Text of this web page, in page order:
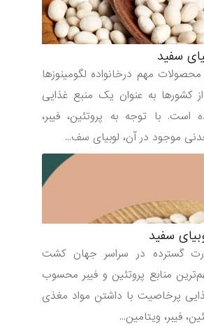
مهم درخانواده لگومینوزها
به عنوان یک منبع غذایی
با توجه به پروتئین، فیبر،
موجود در آن، لوبیای سف...
سفید
گسترده در سراسر جهان کشت
منابع پروتئین و فیبر محسوب
پرخاصیت با داشتن مواد مغذی
ویتامین...